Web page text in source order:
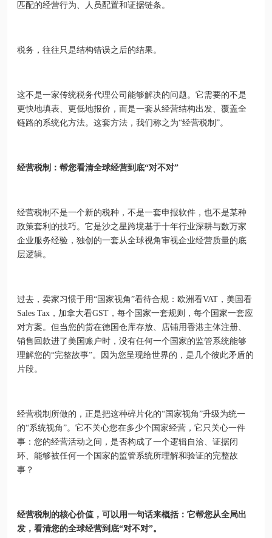
匹配的经营行为、人员配置和证据链条。
税务，往往只是结构错误之后的结果。
这不是一家传统税务代理公司能够解决的问题。它需要的不是
更快地填表、更低地报价，而是一套从经营结构出发、覆盖全
链路的系统化方法。这套方法，我们称之为“经营税制”。
经营税制：帮您看清全球经营到底“对不对”
经营税制不是一个新的税种，不是一套申报软件，也不是某种
政策套利的技巧。它是沙之星跨境基于十年行业深耕与数万家
企业服务经验，独创的一套从全球视角审视企业经营质量的底
层逻辑。
过去，卖家习惯于用“国家视角”看待合规：欧洲看VAT，美国看
Sales Tax，加拿大看GST，每个国家一套规则，每个国家一套应
对方案。但当您的货在德国仓库存放、店铺用香港主体注册、
销售回款进了美国账户时，没有任何一个国家的监管系统能够
理解您的“完整故事”。因为您呈现给世界的，是几个彼此矛盾的
片段。
经营税制所做的，正是把这种碎片化的“国家视角”升级为统一
的“系统视角”。它不关心您在多少个国家经营，它只关心一件
事：您的经营活动之间，是否构成了一个逻辑自洽、证据闭
环、能够被任何一个国家的监管系统所理解和验证的完整故
事？
经营税制的核心价值，可以用一句话来概括：它帮您从全局出
发，看清您的全球经营到底“对不对”。